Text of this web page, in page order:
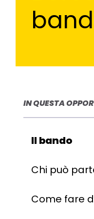
IN QUESTA
Il bando
Chi può
Come fare